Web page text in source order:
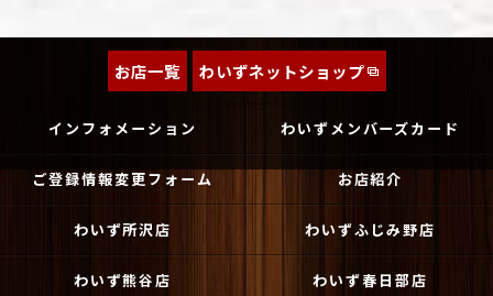
お店一覧 わいずネットショップ
インフォメーション わいずメンバーズカード
ご登録情報変更フォーム お店紹介
わいず所沢店 わいずふじみ野店
わいず熊谷店 わいず春日部店